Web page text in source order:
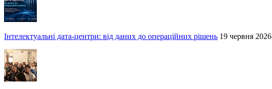
Інтелектуальні дата-центри: від даних до операційних рішень 19 червня 2026